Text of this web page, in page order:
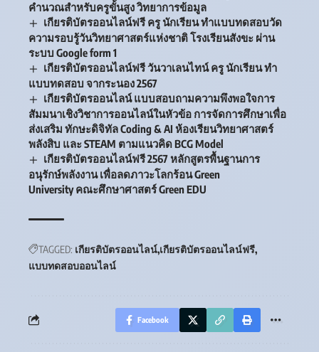
คำนวณสำหรับครูขั้นสูง วิทยาการข้อมูล
เกียรติบัตรออนไลน์ฟรี ครู นักเรียน ทำแบบทดสอบวัด
ความรอบรู้วันวิทยาศาสตร์แห่งชาติ โรงเรียนสังขะ ผ่าน
ระบบ Google form 1
เกียรติบัตรออนไลน์ฟรี วันวาเลนไทน์ ครู นักเรียน ทำ
แบบทดสอบ จากระนอง 2567
เกียรติบัตรออนไลน์ แบบสอบถามความพึงพอใจการ
สัมมนาเชิงวิชาการออนไลน์ในหัวข้อ การจัดการศึกษาเพื่อ
ส่งเสริม ทักษะดิจิทัล Coding & AI ห้องเรียนวิทยาศาสตร์
พลังสิบ และ STEAM ตามแนวคิด BCG Model
เกียรติบัตรออนไลน์ฟรี 2567 หลักสูตรพื้นฐานการ
อนุรักษ์พลังงาน เพื่อลดภาวะโลกร้อน Green
University คณะศึกษาศาสตร์ Green EDU
TAGGED: เกียรติบัตรออนไลน์ เกียรติบัตรออนไลน์ฟรี
แบบทดสอบออนไลน์
Facebook